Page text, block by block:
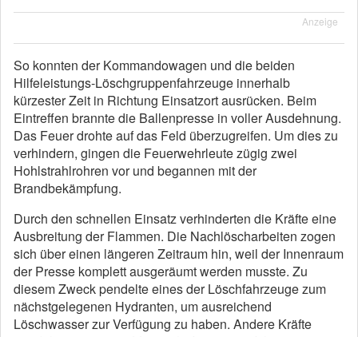
Anzeige
So konnten der Kommandowagen und die beiden
Hilfeleistungs-Löschgruppenfahrzeuge innerhalb
kürzester Zeit in Richtung Einsatzort ausrücken. Beim
Eintreffen brannte die Ballenpresse in voller Ausdehnung.
Das Feuer drohte auf das Feld überzugreifen. Um dies zu
verhindern, gingen die Feuerwehrleute zügig zwei
Hohlstrahlrohren vor und begannen mit der
Brandbekämpfung.
Durch den schnellen Einsatz verhinderten die Kräfte eine
Ausbreitung der Flammen. Die Nachlöscharbeiten zogen
sich über einen längeren Zeitraum hin, weil der Innenraum
der Presse komplett ausgeräumt werden musste. Zu
diesem Zweck pendelte eines der Löschfahrzeuge zum
nächstgelegenen Hydranten, um ausreichend
Löschwasser zur Verfügung zu haben. Andere Kräfte